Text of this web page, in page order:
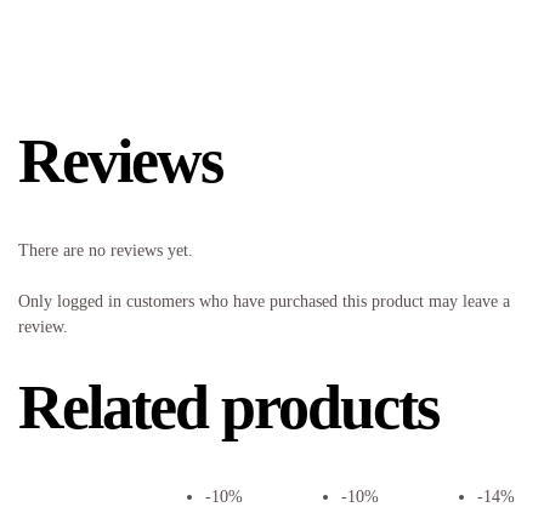
Reviews
There are no reviews yet.
Only logged in customers who have purchased this product may leave a
review.
Related products
-10% -10% -14%